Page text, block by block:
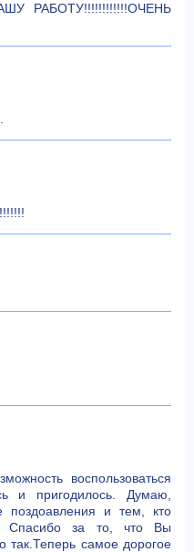
РАБОТУ!!!!!!!!!!!!ОЧЕНЬ
воспользоваться
и пригодилось. Думаю,
поздоавления и тем, кто
Спасибо за то, что Вы
так.Теперь самое дорогое